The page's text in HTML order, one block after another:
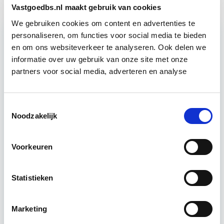
Vastgoedbs.nl maakt gebruik van cookies
We gebruiken cookies om content en advertenties te
personaliseren, om functies voor social media te bieden
en om ons websiteverkeer te analyseren. Ook delen we
informatie over uw gebruik van onze site met onze
partners voor social media, adverteren en analyse
Noodzakelijk
Voorkeuren
Statistieken
Marketing
Relevant bij dit artikel
Verduurzaming Vastgoed en
DMJOP
integraal te benaderen, maatregelen te
worden…
7 lesdagen lesdag(en)